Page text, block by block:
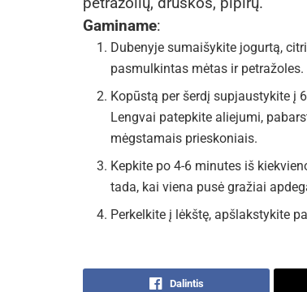
Gaminame:
Dubenyje sumaišykite jogurtą,
pasmulkintas mėtas ir
Kopūstą per šerdį supjaustykite į
Lengvai patepkite aliejumi,
mėgstamais prieskoniais.
Kepkite po 4-6 minutes iš
tada, kai viena pusė gražiai
Perkelkite į lėkštę, apšlakstykite
Dalintis